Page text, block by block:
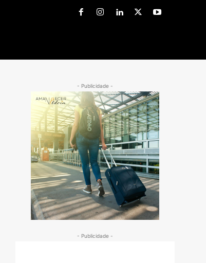
- Publicidade -
- Publicidade -